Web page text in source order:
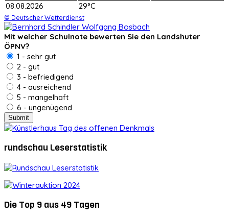
08.08.2026
29°C
© Deutscher Wetterdienst
Mit welcher Schulnote bewerten Sie den Landshuter
ÖPNV?
1 - sehr gut
2 - gut
3 - befriedigend
4 - ausreichend
5 - mangelhaft
6 - ungenügend
rundschau Leserstatistik
Die Top 9 aus 49 Tagen